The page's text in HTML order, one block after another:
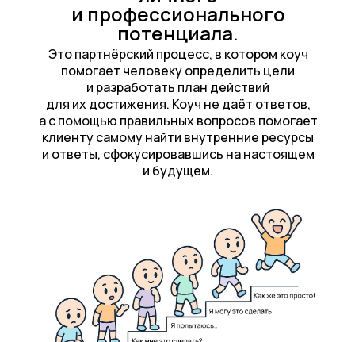
и профессионального
потенциала.
Это партнёрский процесс, в котором коуч
помогает человеку определить цели
и разработать план действий
для их достижения. Коуч не даёт ответов,
а с помощью правильных вопросов помогает
клиенту самому найти внутренние ресурсы
и ответы, сфокусировавшись на настоящем
и будущем.